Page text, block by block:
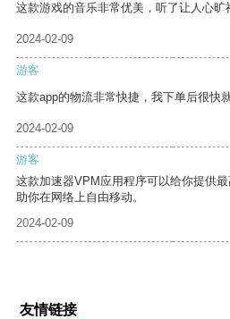
这款游戏的音乐非常优美，听了让人心旷
2024-02-09
游客
这款app的物流非常快捷，我下单后很快
2024-02-09
游客
这款加速器VPM应用程序可以给你提供
助你在网络上自由移动。
2024-02-09
友情链接